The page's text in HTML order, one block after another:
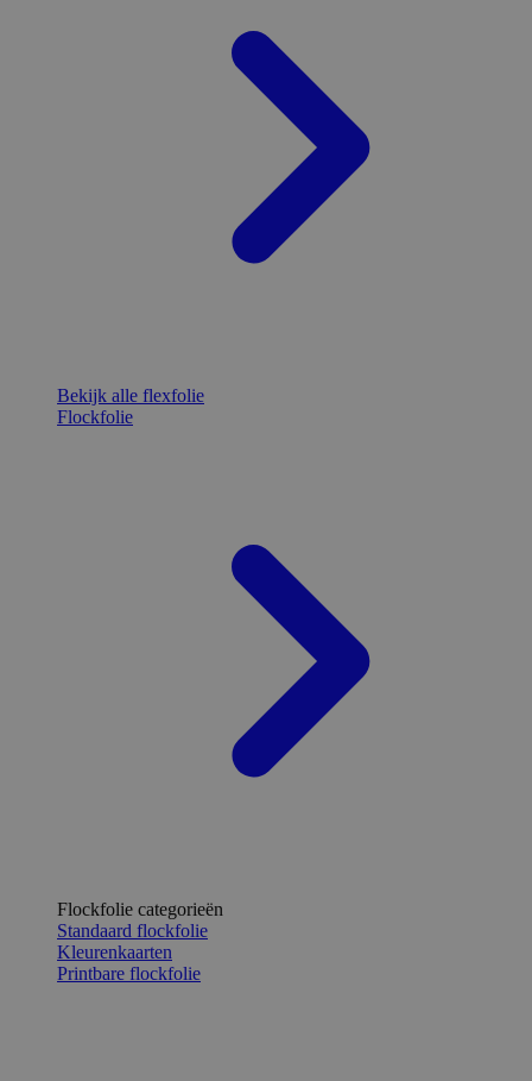
Bekijk alle flexfolie
Flockfolie
Flockfolie categorieën
Standaard flockfolie
Kleurenkaarten
Printbare flockfolie